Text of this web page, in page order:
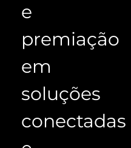
e
premiação
em
soluções
conectadas